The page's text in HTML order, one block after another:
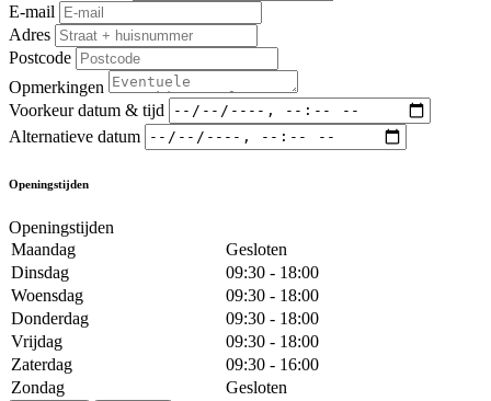
E-mail
Adres
Postcode
Opmerkingen
Voorkeur datum & tijd
Alternatieve datum
Openingstijden
Openingstijden
Maandag
Gesloten
Dinsdag
09:30 - 18:00
Woensdag
09:30 - 18:00
Donderdag
09:30 - 18:00
Vrijdag
09:30 - 18:00
Zaterdag
09:30 - 16:00
Zondag
Gesloten